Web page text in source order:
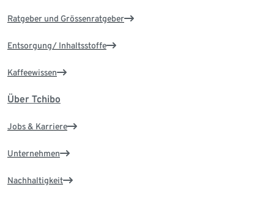
Ratgeber und Grössenratgeber
Entsorgung/ Inhaltsstoffe
Kaffeewissen
Über Tchibo
Jobs & Karriere
Unternehmen
Nachhaltigkeit